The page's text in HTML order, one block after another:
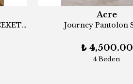
CORY PATCHWORK DENIM CEKET İNDİGO
Acre
Journey Pantolon
₺ 4,500.00
4 Beden